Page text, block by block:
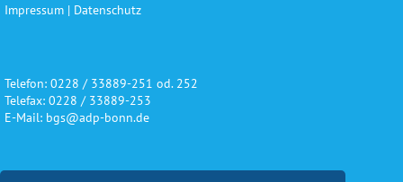
Impressum | Datenschutz
Telefon: 0228 / 33889-251 od. 252
Telefax: 0228 / 33889-253
E-Mail: bgs@adp-bonn.de